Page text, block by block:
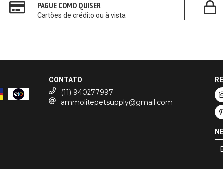
PAGUE COMO QUISER
Cartões de crédito ou à vista
CONTATO
(11) 940277997
ammolitepetsupply@gmail.com